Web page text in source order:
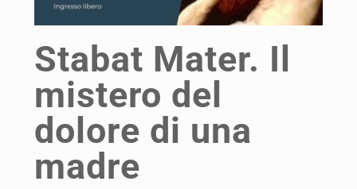
Stabat Mater. Il
mistero del
dolore di una
madre